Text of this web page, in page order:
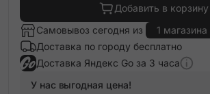
Добавить в корзину
Самовывоз сегодня из
1 магазина
Доставка по городу бесплатно
Доставка Яндекс Go за 3 часа
У нас выгодная цена!